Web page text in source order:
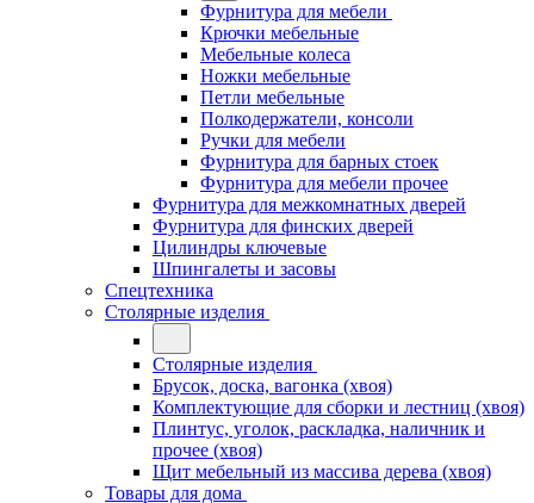
Фурнитура для мебели
Крючки мебельные
Мебельные колеса
Ножки мебельные
Петли мебельные
Полкодержатели, консоли
Ручки для мебели
Фурнитура для барных стоек
Фурнитура для мебели прочее
Фурнитура для межкомнатных дверей
Фурнитура для финских дверей
Цилиндры ключевые
Шпингалеты и засовы
Спецтехника
Столярные изделия
Столярные изделия
Брусок, доска, вагонка (хвоя)
Комплектующие для сборки и лестниц (хвоя)
Плинтус, уголок, раскладка, наличник и
прочее (хвоя)
Щит мебельный из массива дерева (хвоя)
Товары для дома